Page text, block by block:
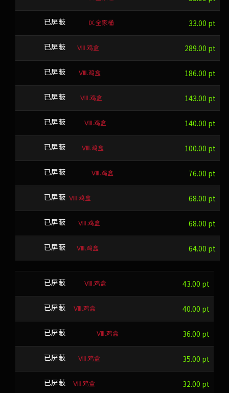
WCNMLPA
已屏蔽 Ⅸ.全家桶 33.00 pt
TKEL
已屏蔽 Ⅷ.鸡盒 289.00 pt
SPMYF
已屏蔽 Ⅷ.鸡盒 186.00 pt
OKLUE
已屏蔽 Ⅷ.鸡盒 143.00 pt
CLONLFO
已屏蔽 Ⅷ.鸡盒 140.00 pt
QXGHL
已屏蔽 Ⅷ.鸡盒 100.00 pt
ZDDGTTDJ
已屏蔽 Ⅷ.鸡盒 76.00 pt
OEZ
已屏蔽 Ⅷ.鸡盒 68.00 pt
REYX
已屏蔽 Ⅷ.鸡盒 68.00 pt
XOHX
已屏蔽 Ⅷ.鸡盒 64.00 pt
VMFGGD
已屏蔽 Ⅷ.鸡盒 43.00 pt
FTUF
已屏蔽 Ⅷ.鸡盒 40.00 pt
y?WM>z!-#$
已屏蔽 Ⅷ.鸡盒 36.00 pt
DQYGY
已屏蔽 Ⅷ.鸡盒 35.00 pt
RCNT
已屏蔽 Ⅷ.鸡盒 32.00 pt